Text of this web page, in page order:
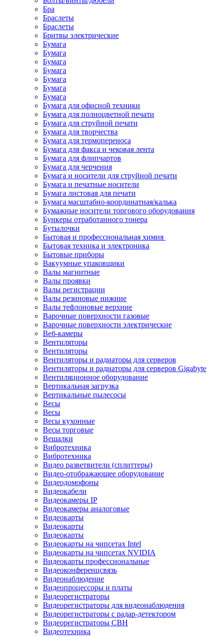
Бра
Браслеты
Браслеты
Бритвы электрические
Бумага
Бумага
Бумага
Бумага
Бумага
Бумага
Бумага
Бумага для офисной техники
Бумага для полноцветной печати
Бумага для струйной печати
Бумага для творчества
Бумага для термопереноса
Бумага для факса и чековая лента
Бумага для флипчартов
Бумага для черчения
Бумага и носители для струйной печати
Бумага и печатные носители
Бумага листовая для печати
Бумага масштабно-координатная/калька
Бумажные носители торгового оборудования
Бункеры отработанного тонера
Бутылочки
Бытовая и профессиональная химия
Бытовая техника и электроника
Бытовые приборы
Вакуумные упаковщики
Валы магнитные
Валы проявки
Валы регистрации
Валы резиновые нижние
Валы тефлоновые верхние
Варочные поверхности газовые
Варочные поверхности электрические
Веб-камеры
Вентиляторы
Вентиляторы
Вентиляторы и радиаторы для серверов
Вентиляторы и радиаторы для серверов Gigabyte
Вентиляционное оборудование
Вертикальная загрузка
Вертикальные пылесосы
Весы
Весы
Весы кухонные
Весы торговые
Вешалки
Вибротехника
Вибротехника
Видео разветвители (сплиттеры)
Видео-отображающее оборудование
Видеодомофоны
Видеокабели
Видеокамеры IP
Видеокамеры аналоговые
Видеокарты
Видеокарты
Видеокарты
Видеокарты на чипсетах Intel
Видеокарты на чипсетах NVIDIA
Видеокарты профессиональные
Видеоконференцсвязь
Видеонаблюдение
Видеопроцессоры и платы
Видеорегистраторы
Видеорегистраторы для видеонаблюдения
Видеорегистраторы с радар-детектором
Видеорегистраторы СВН
Видеотехника